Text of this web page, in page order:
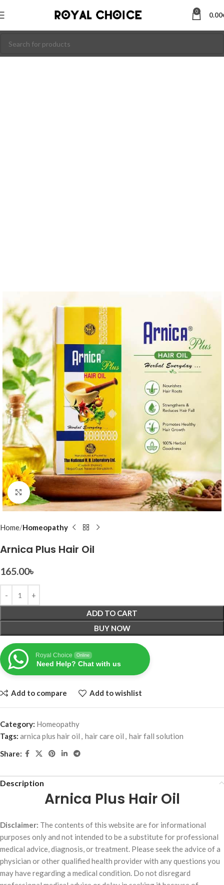
0 0.00
Click to enlarge
Home Homeopathy
Arnica Plus Hair Oil
165.00৳
ADD TO CART
BUY NOW
Royal Choice Online
Need Help? Chat with us
Add to compare Add to wishlist
Category: Homeopathy
Tags: arnica plus hair oil hair care oil
hair fall solution
Share:
Description
Arnica Plus Hair Oil
Disclaimer: The contents of this website are for informational
purposes only and not intended to be a substitute for professional
medical advice, diagnosis, or treatment. Please seek the advice of a
physician or other qualified health provider with any questions you
may have regarding a medical condition. Do not disregard